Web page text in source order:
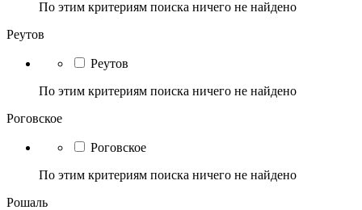
По этим критериям поиска ничего не найдено
Реутов
Реутов
По этим критериям поиска ничего не найдено
Роговское
Роговское
По этим критериям поиска ничего не найдено
Рошаль